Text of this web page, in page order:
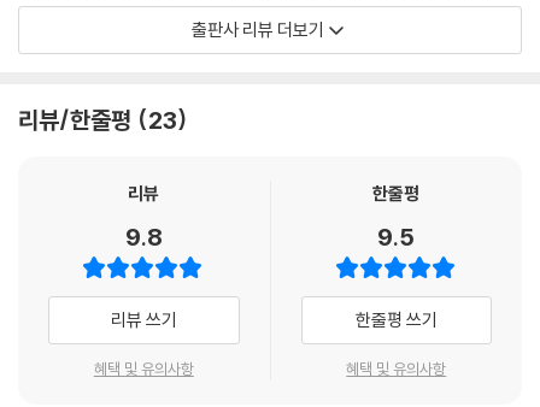
시리즈 1권인 『비밀의 해골 열쇠』에서 수상한 이웃 ‘해골 할아버지’ 사건을
해결했던 암호 클럽이 이번에는 춥고 황량한 외딴 섬 알카트라즈에 남겨진
또래 아이들이 등장하는 이 소설은 탐정 추리 소설이라는 기본 틀에 암호
이 흥미진진한 책에는 다양한 암호들이 등장합니다. 한글 자모음으로 이루
점자 등 간단하고도 비교적 보편적으로 알려진 암호들이 등장하지요.
암호 클럽 멤버들은 비밀을 유지하기 위해 평소에 암호를 주고받고, 암호
는 사건 해결에서 중요한 단서가 됩니다. 독자들에게 다양한 암호를 제시
하고 읽는 법을 안내함으로써 단순히 이야기의 줄거리를 쫓아가는 데 머물
지 않고 암호를 풀고 사건을 추리하도록 이끕니다. 독자들은 이 책에 나오
출판사 리뷰 더보기
리뷰/한줄평 23
리뷰
9.8
리뷰 쓰기
혜택 및 유의사항
한줄평
9.5
한줄평 쓰기
혜택 및 유의사항